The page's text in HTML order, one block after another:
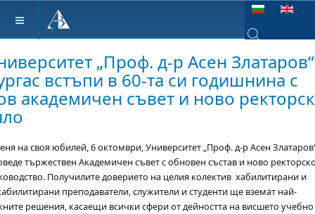
Изберете език
Type 2 or more
„Проф. д-р Асен
встъпи в 60-та си годишнина с
академичен съвет и ново
на своя юбилей, 6 октомври, Университет „Проф. д-р Асен
тържествен Академичен съвет с обновен състав и ново
Получилите доверието на целия колектив хабилитирани и
преподаватели, служители и студенти ще вземат най-
решения, касаещи всички сфери от дейността на висшето учебно